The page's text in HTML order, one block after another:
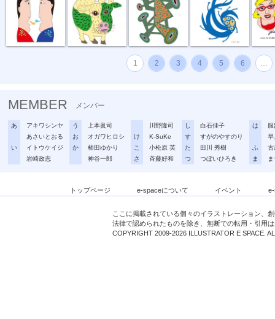
1 2 3 4 5 6 …
MEMBER メンバー
あ
アキワシンヤ
あさいとおる
い
イトウケイジ
岩崎政志
う
上本眞司
お
オガワヒロシ
か
柿田ゆかり
神谷一郎
川野隆司
け
K-SuKe
こ
小松原 英
さ
斉藤好和
し
白石佳子
す
すがのやすのり
た
田川 秀樹
つ
つぼいひろき
は
早
ふ
古
ま
トップページ e-spaceについて イベント
ここに掲載されている個々のイラストレーション、
法律で認められたものを除き、無断での転用・引用
COPYRIGHT 2009-2026 ILLUSTRATOR E SPACE.